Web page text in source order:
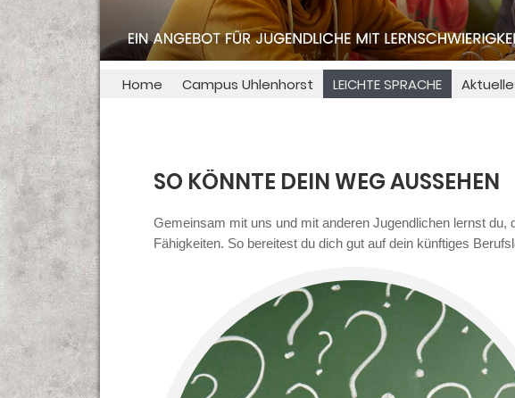
Home Campus Uhlenhorst LEICHTE SPRACHE
SO KÖNNTE DEIN WEG AUSSEHEN
Gemeinsam mit uns und mit anderen Jugendlichen lernst
Fähigkeiten. So bereitest du dich gut auf dein künftiges